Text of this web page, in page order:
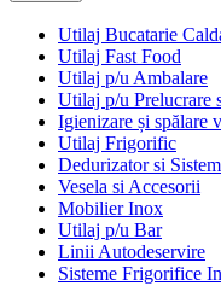
Utilaj Bucatarie
Utilaj Fast Food
Utilaj p/u Ambalare
Utilaj p/u Prelucrare
Igienizare și spălare
Utilaj Frigorific
Dedurizator si
Vesela si Accesorii
Mobilier Inox
Utilaj p/u Bar
Linii Autodeservire
Sisteme Frigorifice